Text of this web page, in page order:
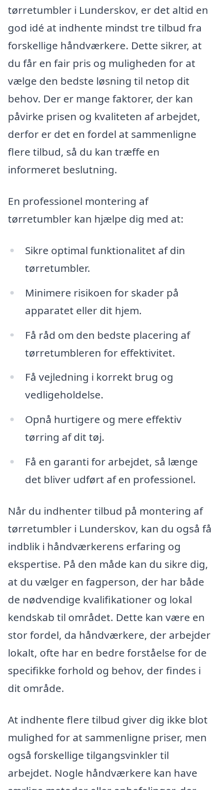
tørretumbler i Lunderskov, er det altid en
god idé at indhente mindst tre tilbud fra
forskellige håndværkere. Dette sikrer, at
du får en fair pris og muligheden for at
vælge den bedste løsning til netop dit
behov. Der er mange faktorer, der kan
påvirke prisen og kvaliteten af arbejdet,
derfor er det en fordel at sammenligne
flere tilbud, så du kan træffe en
informeret beslutning.
En professionel montering af
tørretumbler kan hjælpe dig med at:
Sikre optimal funktionalitet af din
tørretumbler.
Minimere risikoen for skader på
apparatet eller dit hjem.
Få råd om den bedste placering af
tørretumbleren for effektivitet.
Få vejledning i korrekt brug og
vedligeholdelse.
Opnå hurtigere og mere effektiv
tørring af dit tøj.
Få en garanti for arbejdet, så længe
det bliver udført af en professionel.
Når du indhenter tilbud på montering af
tørretumbler i Lunderskov, kan du også få
indblik i håndværkerens erfaring og
ekspertise. På den måde kan du sikre dig,
at du vælger en fagperson, der har både
de nødvendige kvalifikationer og lokal
kendskab til området. Dette kan være en
stor fordel, da håndværkere, der arbejder
lokalt, ofte har en bedre forståelse for de
specifikke forhold og behov, der findes i
dit område.
At indhente flere tilbud giver dig ikke blot
mulighed for at sammenligne priser, men
også forskellige tilgangsvinkler til
arbejdet. Nogle håndværkere kan have